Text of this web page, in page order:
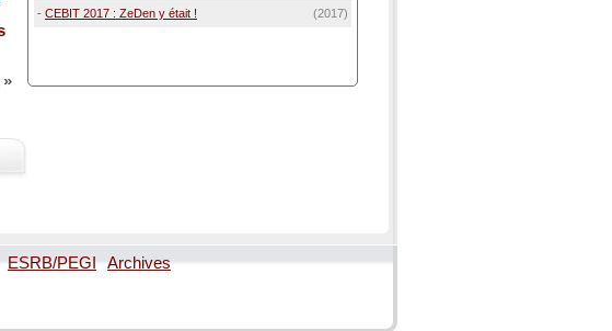
»
- CEBIT 2017 : ZeDen y était ! (2017)
ESRB/PEGI
Archives